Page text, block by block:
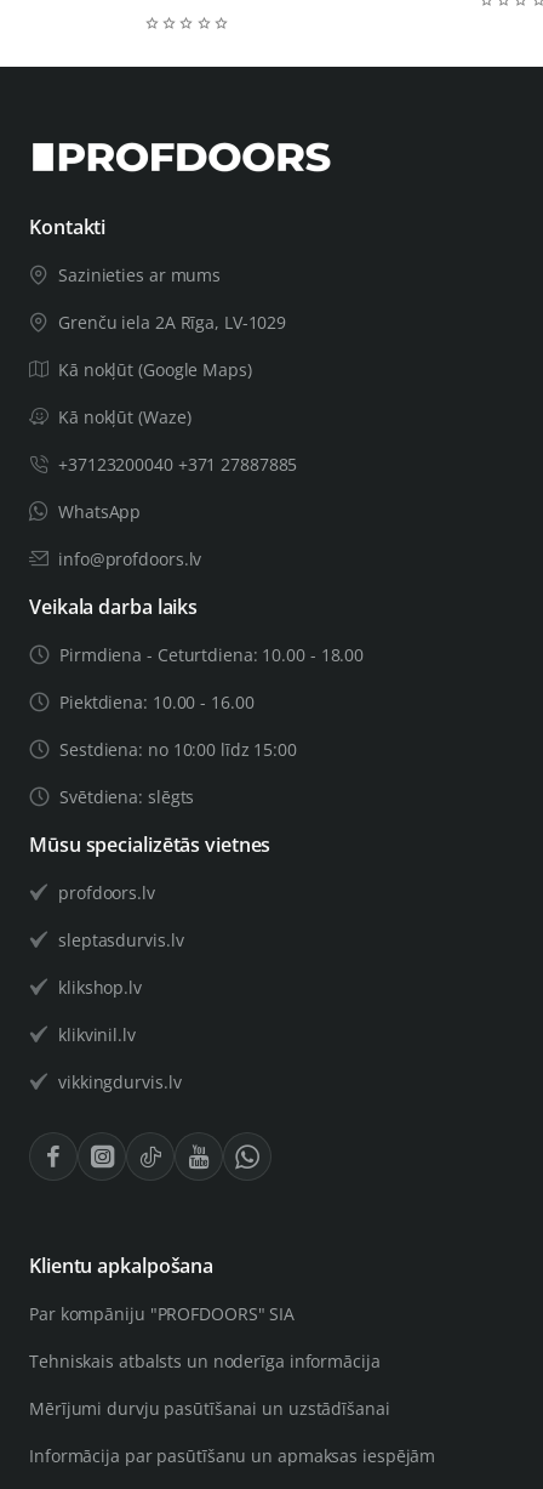
Kontakti
Sazinieties ar mums
Grenču iela 2A Rīga, LV-1029
Kā nokļūt (Google Maps)
Kā nokļūt (Waze)
+37123200040 +371 27887885
WhatsApp
info@profdoors.lv
Veikala darba laiks
Pirmdiena - Ceturtdiena: 10.00 - 18.00
Piektdiena: 10.00 - 16.00
Sestdiena: no 10:00 līdz 15:00
Svētdiena: slēgts
Mūsu specializētās vietnes
profdoors.lv
sleptasdurvis.lv
klikshop.lv
klikvinil.lv
vikkingdurvis.lv
Klientu apkalpošana
Par kompāniju "PROFDOORS" SIA
Tehniskais atbalsts un noderīga informācija
Mērījumi durvju pasūtīšanai un uzstādīšanai
Informācija par pasūtīšanu un apmaksas iespējām